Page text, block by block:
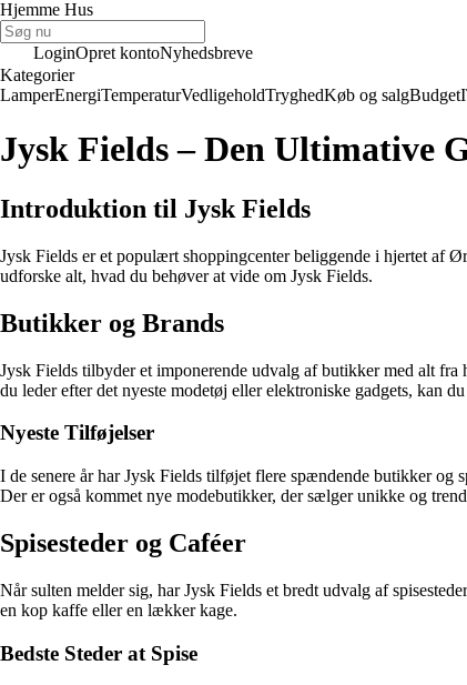
Hjemme Hus
LoginOpret kontoNyhedsbreve
Kategorier
LamperEnergiTemperaturVedligeholdTryghedKøb og salgBudget
Jysk Fields – Den Ultimative
Introduktion til Jysk Fields
Jysk Fields er et populært shoppingcenter beliggende i hjertet af
udforske alt, hvad du behøver at vide om Jysk Fields.
Butikker og Brands
Jysk Fields tilbyder et imponerende udvalg af butikker med alt
du leder efter det nyeste modetøj eller elektroniske gadgets, kan
Nyeste Tilføjelser
I de senere år har Jysk Fields tilføjet flere spændende butikker og
Der er også kommet nye modebutikker, der sælger unikke og
Spisesteder og Caféer
Når sulten melder sig, har Jysk Fields et bredt udvalg af
en kop kaffe eller en lækker kage.
Bedste Steder at Spise